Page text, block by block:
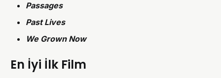
Passages
Past Lives
We Grown Now
En İyi İlk Film